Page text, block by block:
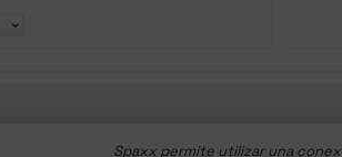
Spaxx permite utilizar una